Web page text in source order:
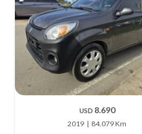
USD 8.690
2019
84.079 Km